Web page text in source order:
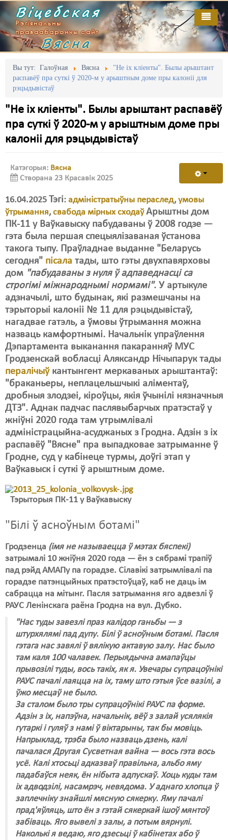
Віцебская
Рэгіянальны
праваабарончы сайт
Вясна
Вы тут: Галоўная Вясна
"Не іх кліенты". Былы арыштант
распавёў пра суткі ў 2020-м у арыштным доме пры калоніі для
рэцыдывістаў
"Не іх кліенты". Былы арыштант распавёў
пра суткі ў 2020-м у арыштным доме пры
калоніі для рэцыдывістаў
Катэгорыя: Вясна
Створана 23 Красавік 2025
16.04.2025 Тэгі: адміністратыўны пераслед, умовы
ўтрымання, свабода мірных сходаў Арыштны дом
ПК-11 у Ваўкавыску пабудаваны ў 2008 годзе —
гэта была першая спецыялізаваная ўстанова
такога тыпу. Праўладнае выданне "Беларусь
сегодня" пісала тады, што гэты двухпавярховы
дом "пабудаваны з нуля ў адпаведнасці са
строгімі міжнароднымі нормамі". У артыкуле
адзначылі, што будынак, які размешчаны на
тэрыторыі калоніі № 11 для рэцыдывістаў,
нагадвае гатэль, а ўмовы ўтрымання можна
назваць камфортнымі. Начальнік упраўлення
Дэпартамента выканання пакаранняў МУС
Гродзенскай вобласці Аляксандр Нічыпарук тады
пералічыўкантынгент меркаваных арыштантаў:
"браканьеры, неплацельшчыкі аліментаў,
дробныя злодзеі, кіроўцы, якія ўчынілі нязначныя
ДТЗ". Аднак падчас паслявыбарчых пратэстаў у
жніўні 2020 года там утрымлівалі
адміністрацыйна-асуджаных з Гродна. Адзін з іх
распавёў "Вясне" пра выпадковае затрыманне ў
Гродне, суд у кабінеце турмы, доўгі этап у
Ваўкавыск і суткі ў арыштным доме.
Тэрыторыя ПК-11 у Ваўкавыску
"Білі ў асноўным ботамі"
Гродзенца (імя не называецца ў мэтах бяспекі)
затрымалі 10 жніўня 2020 года — ён з сябрамі трапіў
пад рэйд АМАПу па горадзе. Сілавікі затрымлівалі па
горадзе патэнцыйных пратэстоўцаў, каб не даць ім
сабрацца на мітынг. Пасля затрымання яго адвезлі ў
РАУС Ленінскага раёна Гродна на вул. Дубко.
"Нас туды завезлі праз калідор ганьбы — з
штурхялямі пад дупу. Білі ў асноўным ботамі. Пасля
гэтага нас завялі ў вялікую актавую залу. Нас было
там каля 100 чалавек. Перыядычна амапаўцы
прывозілі туды, вось такіх, як я. Увечары супрацоўнікі
РАУС пачалі лаяцца на іх, таму што гэтыя ўсе вазілі, а
ўжо месцаў не было.
За сталом было тры супрацоўнікі РАУС па форме.
Адзін з іх, напэўна, начальнік, вёў з залай усялякія
гутаркі і гуляў з намі ў віктарыны, так бы мовіць.
Напрыклад, трэба было назваць дзень, калі
пачалася Другая Сусветная вайна — вось гэта вось
усё. Калі хтосьці адказваў правільна, альбо яму
падабаўся неяк, ён нібыта адпускаў. Хоць куды там
іх адводзілі, насамрэч, невядома. У аднаго хлопца ў
заплечніку знайшлі мясную сякерку. Яму пачалі
прад'яўляць, што ён з гэтай сякеркай ішоў мянтоў
забіваць. Яго вывелі з залы, а потым вярнулі.
Наколькі я ведаю, яго дзесьці ў кабінетах або ў
Галоўная
Адміністрацыйны перасьлед
Акцыі
Безбар'ернае асяродзьдзе
Выбары
Дзяржава
Затрыманьні
Карная псыхіятрыя
КПЧ ААН
Культурныя правы
ЛПП
Мігранты
Мірныя сходы
Палітвязьні
Праваабаронцы
Правы дзіцяці
Пэнітэнцыярная сыстэма
Распальваньне варожасьці
Рознае
Свабода слова
Свабода сумленьня
Экалёгія
Сацыяльныя правы
Выданьні
Відэа
Кантакт
Пра нас